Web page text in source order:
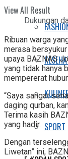
View All Result
SPORT
Dukungan
Ribuan warga
merasa
upaya BAZNAS
yang tidak hanya
mempererat
“Saya sangat
daging qurban,
Terima kasih
yang hadir.
Dengan
Liwetan” ini,